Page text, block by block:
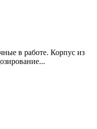
в работе. Корпус из